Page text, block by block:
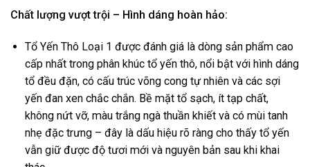
Chất lượng vượt trội – Hình dáng hoàn hảo:
Tổ Yến Thô Loại 1 được đánh giá là dòng sản phẩm cao
cấp nhất trong phân khúc tổ yến thô, nổi bật với hình dáng
tổ đều đặn, có cấu trúc võng cong tự nhiên và các sợi
yến đan xen chắc chắn. Bề mặt tổ sạch, ít tạp chất,
không nứt vỡ, màu trắng ngà thuần khiết và có mùi tanh
nhẹ đặc trưng – đây là dấu hiệu rõ ràng cho thấy tổ yến
vẫn giữ được độ tươi mới và nguyên bản sau khi khai